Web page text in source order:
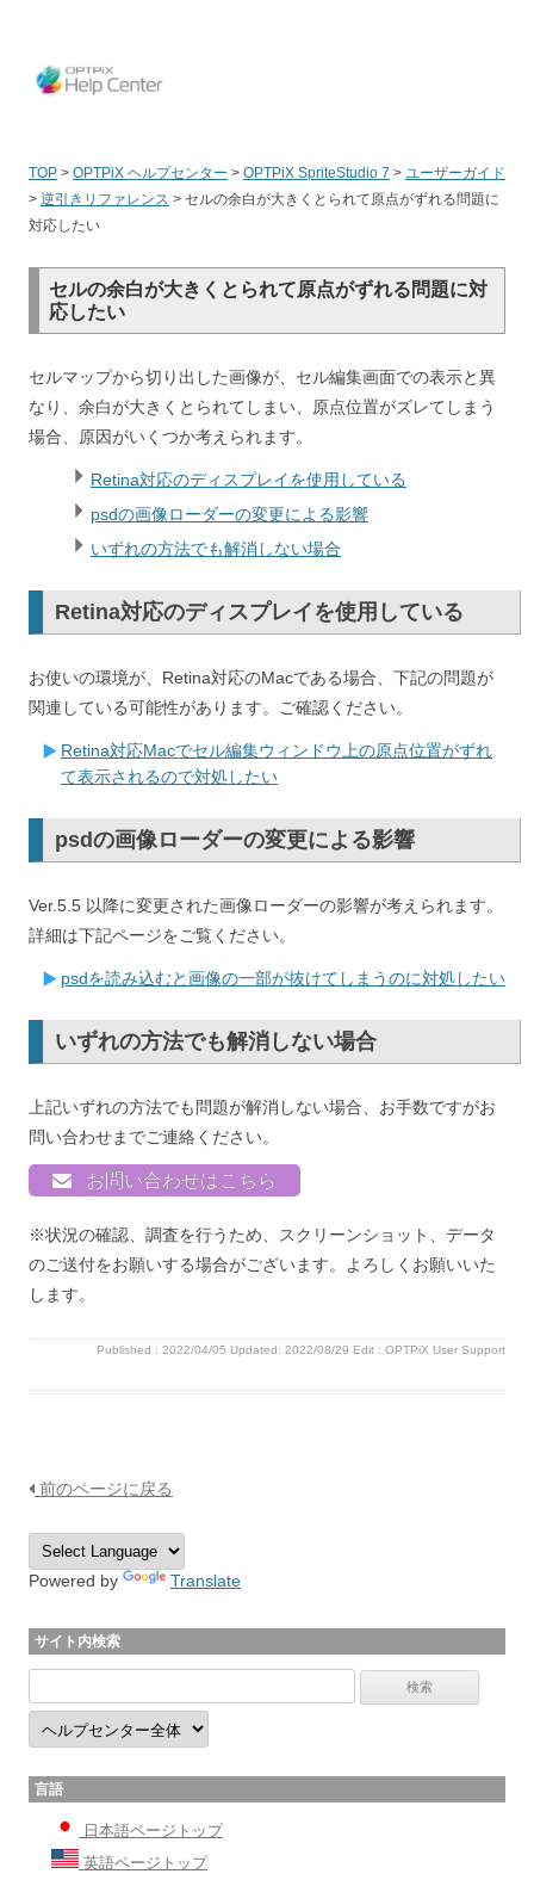
TOP > OPTPiX ヘルプセンター > OPTPiX SpriteStudio 7 > ユーザーガイド
> 逆引きリファレンス > セルの余白が大きくとられて原点がずれる問題に
対応したい
セルの余白が大きくとられて原点がずれる問題に対
応したい
セルマップから切り出した画像が、セル編集画面での表示と異
なり、余白が大きくとられてしまい、原点位置がズレてしまう
場合、原因がいくつか考えられます。
Retina対応のディスプレイを使用している
psdの画像ローダーの変更による影響
いずれの方法でも解消しない場合
Retina対応のディスプレイを使用している
お使いの環境が、Retina対応のMacである場合、下記の問題が
関連している可能性があります。ご確認ください。
Retina対応Macでセル編集ウィンドウ上の原点位置がずれ
て表示されるので対処したい
psdの画像ローダーの変更による影響
Ver.5.5 以降に変更された画像ローダーの影響が考えられます。
詳細は下記ページをご覧ください。
psdを読み込むと画像の一部が抜けてしまうのに対処したい
いずれの方法でも解消しない場合
上記いずれの方法でも問題が解消しない場合、お手数ですがお
問い合わせまでご連絡ください。
お問い合わせはこちら
※状況の確認、調査を行うため、スクリーンショット、データ
のご送付をお願いする場合がございます。よろしくお願いいた
します。
Published : 2022/04/05 Updated: 2022/08/29 Edit : OPTPiX User Support
前のページに戻る
Powered by Translate
サイト内検索
言語
日本語ページトップ
英語ページトップ